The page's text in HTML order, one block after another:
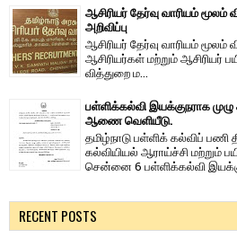
ஆசிரியர் தேர்வு வாரியம்
அறிவிப்பு
ஆசிரியர் தேர்வு வாரி​யம் மூலம்
ஆசிரியர்​கள் மற்​றும் ஆசிரியர்
வித்​துறை ம...
பள்ளிக்கல்வி இயக்குநராக
ஆணை வெளியீடு.
தமிழ்நாடு பள்ளிக் கல்விப் பணி
கல்வியியல் ஆராய்ச்சி மற்றும்
சென்னை 6 பள்ளிக்கல்வி
RECENT POSTS